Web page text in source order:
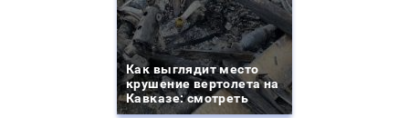
Как выглядит место
крушение вертолета на
Кавказе: смотреть